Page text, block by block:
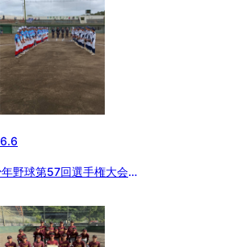
年野球第57回選手権大会